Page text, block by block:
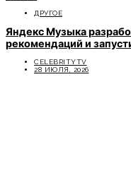
ДРУГОЕ
Яндекс Музыка
рекомендаций и
CELEBRITYTV
28 ИЮЛЯ, 2026